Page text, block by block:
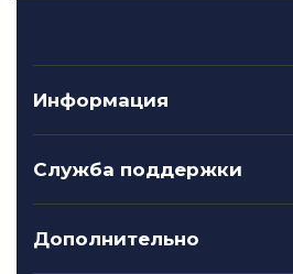
Информация
Служба поддержки
Дополнительно